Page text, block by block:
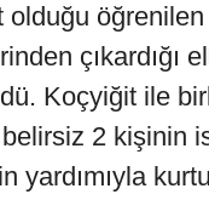
olduğu
çıkardığı
Koçyiğit ile
2 kişinin
yardımıyla